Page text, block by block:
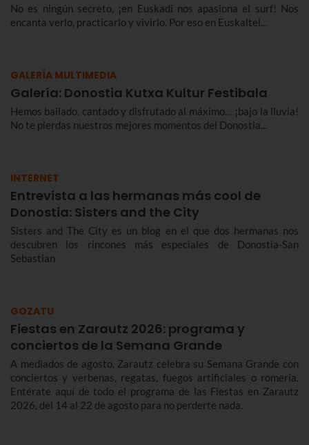
No es ningún secreto, ¡en Euskadi nos apasiona el surf! Nos
encanta verlo, practicarlo y vivirlo. Por eso en Euskaltel...
GALERÍA MULTIMEDIA
Galería: Donostia Kutxa Kultur Festibala
Hemos bailado, cantado y disfrutado al máximo… ¡bajo la lluvia!
No te pierdas nuestros mejores momentos del Donostia...
INTERNET
Entrevista a las hermanas más cool de
Donostia: Sisters and the City
Sisters and The City es un blog en el que dos hermanas nos
descubren los rincones más especiales de Donostia-San
Sebastian
GOZATU
Fiestas en Zarautz 2026: programa y
conciertos de la Semana Grande
A mediados de agosto, Zarautz celebra su Semana Grande con
conciertos y verbenas, regatas, fuegos artificiales o romería.
Entérate aquí de todo el programa de las Fiestas en Zarautz
2026, del 14 al 22 de agosto para no perderte nada.